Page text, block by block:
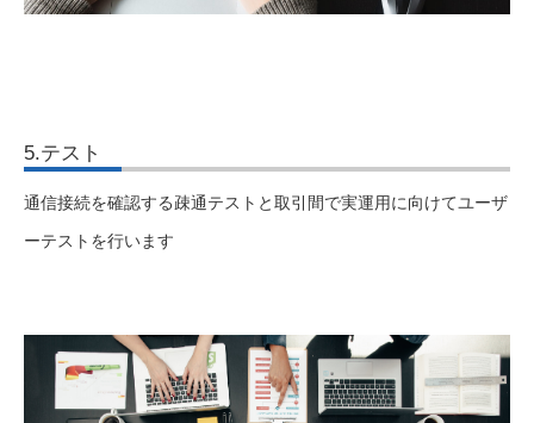
5.テスト
通信接続を確認する疎通テストと取引間で実運用に向けてユーザ
ーテストを行います